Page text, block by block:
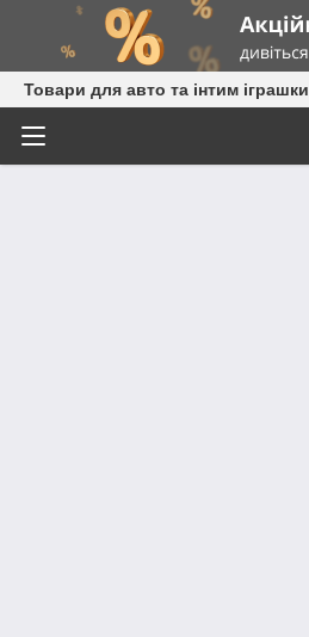
Товари для авто та інтим іграшки